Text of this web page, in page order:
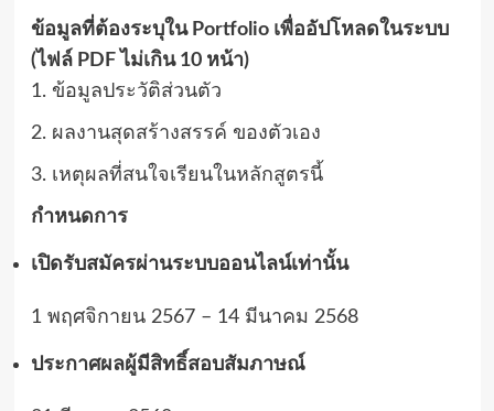
ข้อมูลที่ต้องระบุใน Portfolio เพื่ออัปโหลดในระบบ
(ไฟล์ PDF ไม่เกิน 10 หน้า)
1. ข้อมูลประวัติส่วนตัว
2. ผลงานสุดสร้างสรรค์ ของตัวเอง
3. เหตุผลที่สนใจเรียนในหลักสูตรนี้
กำหนดการ
เปิดรับสมัครผ่านระบบออนไลน์เท่านั้น
1 พฤศจิกายน 2567 – 14 มีนาคม 2568
ประกาศผลผู้มีสิทธิ์สอบสัมภาษณ์